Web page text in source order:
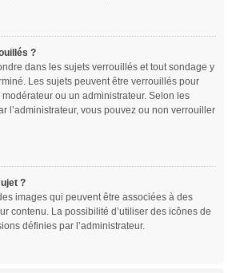
?
dans les sujets verrouillés et tout sondage y
Les sujets peuvent être verrouillés pour
ou un administrateur. Selon les
l’administrateur, vous pouvez ou non verrouiller
?
images qui peuvent être associées à des
contenu. La possibilité d’utiliser des icônes de
définies par l’administrateur.